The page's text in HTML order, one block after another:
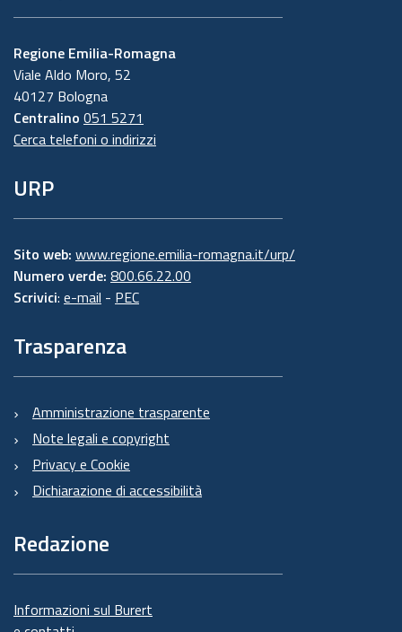
Regione Emilia-Romagna
Viale Aldo Moro, 52
40127 Bologna
Centralino 051 5271
Cerca telefoni o indirizzi
URP
Sito web: www.regione.emilia-romagna.it/urp/
Numero verde: 800.66.22.00
Scrivici: e-mail - PEC
Trasparenza
Amministrazione trasparente
Note legali e copyright
Privacy e Cookie
Dichiarazione di accessibilità
Redazione
Informazioni sul Burert